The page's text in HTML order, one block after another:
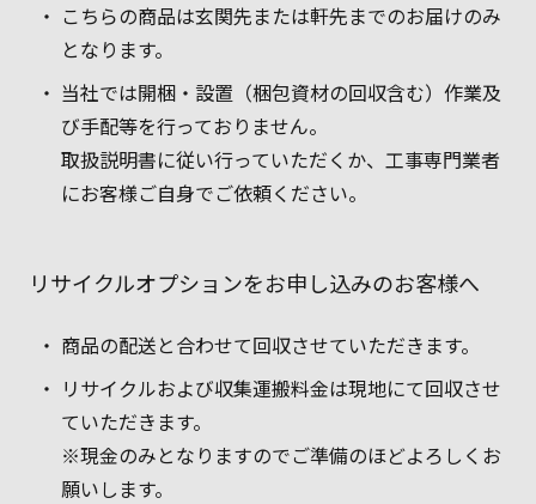
こちらの商品は玄関先または軒先までのお届けのみ
となります。
当社では開梱・設置（梱包資材の回収含む）作業及
び手配等を行っておりません。
取扱説明書に従い行っていただくか、工事専門業者
にお客様ご自身でご依頼ください。
リサイクルオプションをお申し込みのお客様へ
商品の配送と合わせて回収させていただきます。
リサイクルおよび収集運搬料金は現地にて回収させ
ていただきます。
※現金のみとなりますのでご準備のほどよろしくお
願いします。